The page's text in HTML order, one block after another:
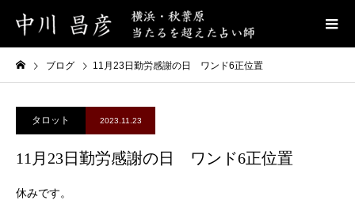
ブログ 11月23日勤労感謝の日 ワンド6正位置
タロット 2023.11.23
11月23日勤労感謝の日 ワンド6正位置
休みです。